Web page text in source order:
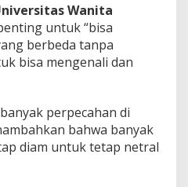
Wanita
untuk “bisa
berbeda tanpa
bisa mengenali dan
perpecahan di
bahwa banyak
diam untuk tetap netral